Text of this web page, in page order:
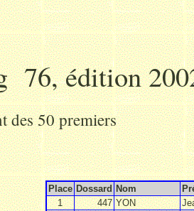
76, édition
des 50 premiers
Place Dossard Nom
1
447 YON